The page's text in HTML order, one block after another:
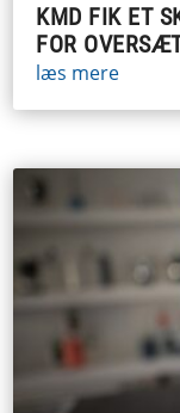
KMD FIK ET
FOR
læs mere